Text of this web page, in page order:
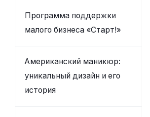
Программа поддержки
малого бизнеса «Старт!»
Американский маникюр:
уникальный дизайн и его
история